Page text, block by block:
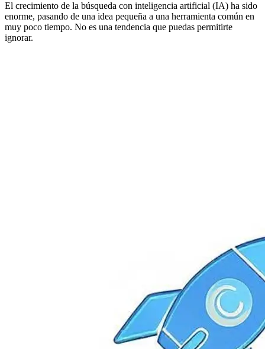
El crecimiento de la búsqueda con inteligencia artificial (IA) ha sido
enorme, pasando de una idea pequeña a una herramienta común en
muy poco tiempo. No es una tendencia que puedas permitirte
ignorar.